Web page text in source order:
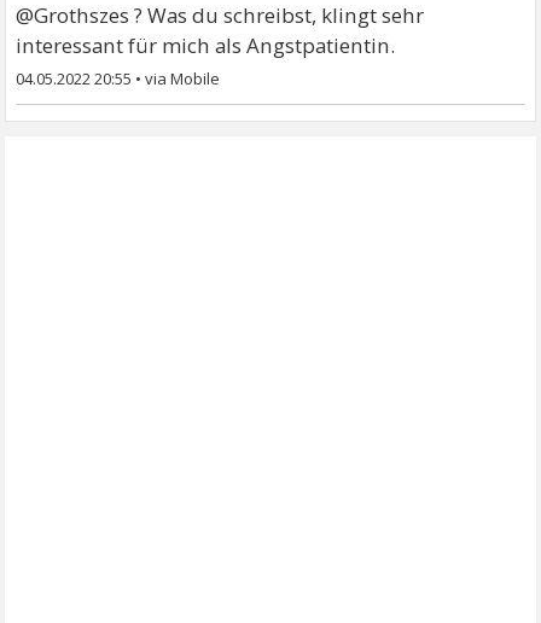
@Grothszes ? Was du schreibst, klingt sehr
interessant für mich als Angstpatientin.
04.05.2022 20:55 •